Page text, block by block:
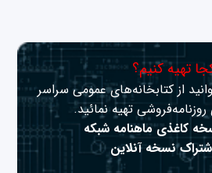
تهیه کنیم؟
از کتابخانه‌های عمومی سراسر
تهیه نمائید.
کاغذی ماهنامه شبکه
نسخه آنلاین